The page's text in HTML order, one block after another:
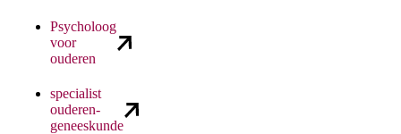
Psycholoog
voor
ouderen
specialist
ouderen­
geneeskunde